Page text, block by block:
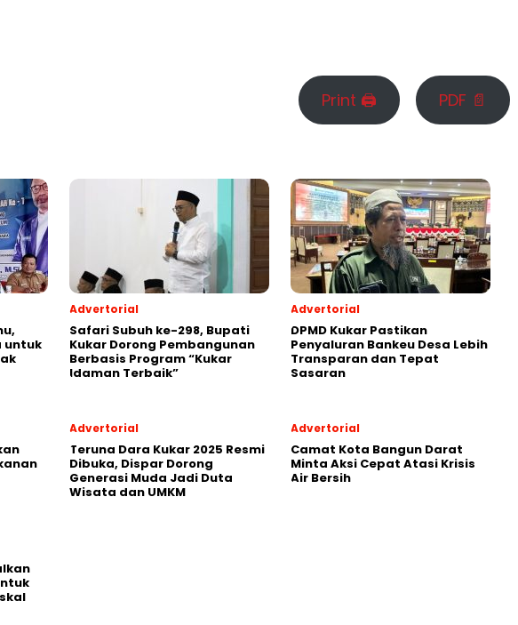
Print 🖨 PDF 📄
untuk
Advertorial
Safari Subuh ke-298, Bupati
Kukar Dorong Pembangunan
Berbasis Program “Kukar
Idaman Terbaik”
Advertorial
DPMD Kukar Pastikan
Penyaluran Bankeu Desa Lebih
Transparan dan Tepat
Sasaran
Advertorial
Teruna Dara Kukar 2025 Resmi
Dibuka, Dispar Dorong
Generasi Muda Jadi Duta
Wisata dan UMKM
Advertorial
Camat Kota Bangun Darat
Minta Aksi Cepat Atasi Krisis
Air Bersih